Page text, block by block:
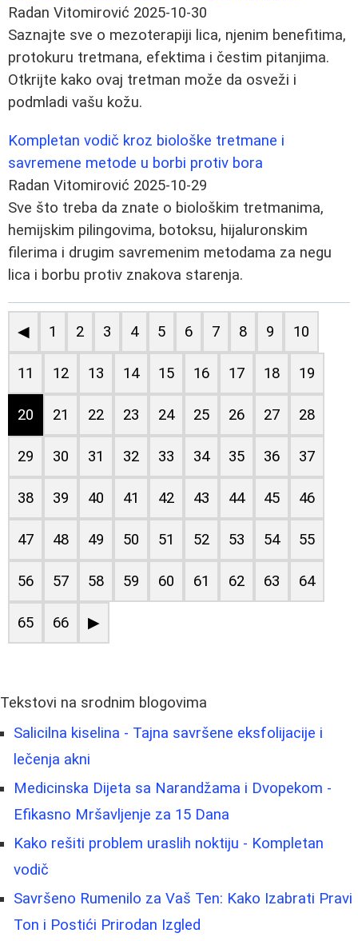
Radan Vitomirović 2025-10-30
Saznajte sve o mezoterapiji lica, njenim benefitima,
protokuru tretmana, efektima i čestim pitanjima.
Otkrijte kako ovaj tretman može da osveži i
podmladi vašu kožu.
Kompletan vodič kroz biološke tretmane i
savremene metode u borbi protiv bora
Radan Vitomirović 2025-10-29
Sve što treba da znate o biološkim tretmanima,
hemijskim pilingovima, botoksu, hijaluronskim
filerima i drugim savremenim metodama za negu
lica i borbu protiv znakova starenja.
◀ 1 2 3 4 5 6 7 8 9 10
11 12 13 14 15 16 17 18 19
20 21 22 23 24 25 26 27 28
29 30 31 32 33 34 35 36 37
38 39 40 41 42 43 44 45 46
47 48 49 50 51 52 53 54 55
56 57 58 59 60 61 62 63 64
65 66 ▶
Tekstovi na srodnim blogovima
Salicilna kiselina - Tajna savršene eksfolijacije i
lečenja akni
Medicinska Dijeta sa Narandžama i Dvopekom -
Efikasno Mršavljenje za 15 Dana
Kako rešiti problem uraslih noktiju - Kompletan
vodič
Savršeno Rumenilo za Vaš Ten: Kako Izabrati Pravi
Ton i Postići Prirodan Izgled